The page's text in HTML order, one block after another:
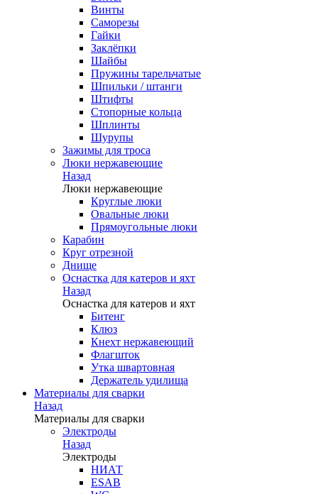
Винты
Саморезы
Гайки
Заклёпки
Шайбы
Пружины тарельчатые
Шпильки / штанги
Штифты
Стопорные кольца
Шплинты
Шурупы
Зажимы для троса
Люки нержавеющие
Назад
Люки нержавеющие
Круглые люки
Овальные люки
Прямоугольные люки
Карабин
Круг отрезной
Днище
Оснастка для катеров и яхт
Назад
Оснастка для катеров и яхт
Битенг
Клюз
Кнехт нержавеющий
Флагшток
Утка швартовная
Держатель удилища
Материалы для сварки
Назад
Материалы для сварки
Электроды
Назад
Электроды
НИАТ
ESAB